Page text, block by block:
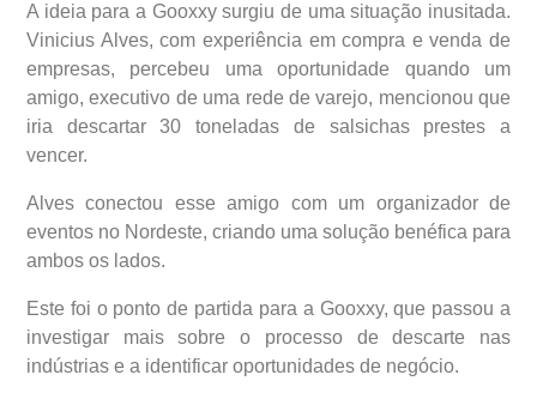
A ideia para a Gooxxy surgiu de uma situação inusitada.
Vinicius Alves, com experiência em compra e venda de
empresas, percebeu uma oportunidade quando um
amigo, executivo de uma rede de varejo, mencionou que
iria descartar 30 toneladas de salsichas prestes a
vencer.
Alves conectou esse amigo com um organizador de
eventos no Nordeste, criando uma solução benéfica para
ambos os lados.
Este foi o ponto de partida para a Gooxxy, que passou a
investigar mais sobre o processo de descarte nas
indústrias e a identificar oportunidades de negócio.